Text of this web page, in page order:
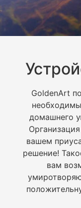
GoldenArt
домашнего
вашем
решение!
вам